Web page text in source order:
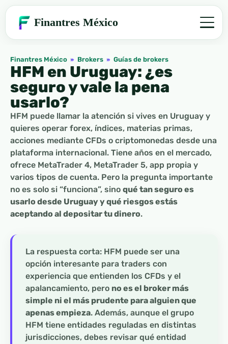
Finantres México
Finantres México » Brokers » Guías de brokers
HFM en Uruguay: ¿es
seguro y vale la pena
usarlo?
HFM puede llamar la atención si vives en Uruguay y
quieres operar forex, índices, materias primas,
acciones mediante CFDs o criptomonedas desde una
plataforma internacional. Tiene años en el mercado,
ofrece MetaTrader 4, MetaTrader 5, app propia y
varios tipos de cuenta. Pero la pregunta importante
no es solo si “funciona”, sino qué tan seguro es
usarlo desde Uruguay y qué riesgos estás
aceptando al depositar tu dinero.
La respuesta corta: HFM puede ser una
opción interesante para traders con
experiencia que entienden los CFDs y el
apalancamiento, pero no es el broker más
simple ni el más prudente para alguien que
apenas empieza. Además, aunque el grupo
HFM tiene entidades reguladas en distintas
jurisdicciones, debes revisar qué entidad